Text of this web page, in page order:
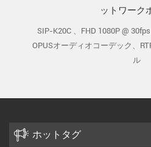
、IPツー
SIP-K20-M ,MIC,スピーカー
フェース
ホットタグ